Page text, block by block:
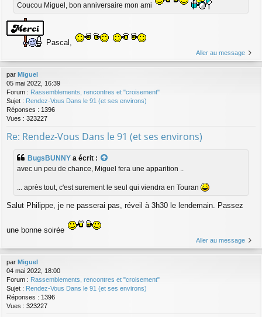
Coucou Miguel, bon anniversaire mon ami
Pascal,
Aller au message
par Miguel
05 mai 2022, 16:39
Forum : Rassemblements, rencontres et "croisement"
Sujet : Rendez-Vous Dans le 91 (et ses environs)
Réponses : 1396
Vues : 323227
Re: Rendez-Vous Dans le 91 (et ses environs)
BugsBUNNY a écrit :
avec un peu de chance, Miguel fera une apparition ..
... après tout, c'est surement le seul qui viendra en Touran
Salut Philippe, je ne passerai pas, réveil à 3h30 le lendemain. Passez
une bonne soirée
Aller au message
par Miguel
04 mai 2022, 18:00
Forum : Rassemblements, rencontres et "croisement"
Sujet : Rendez-Vous Dans le 91 (et ses environs)
Réponses : 1396
Vues : 323227